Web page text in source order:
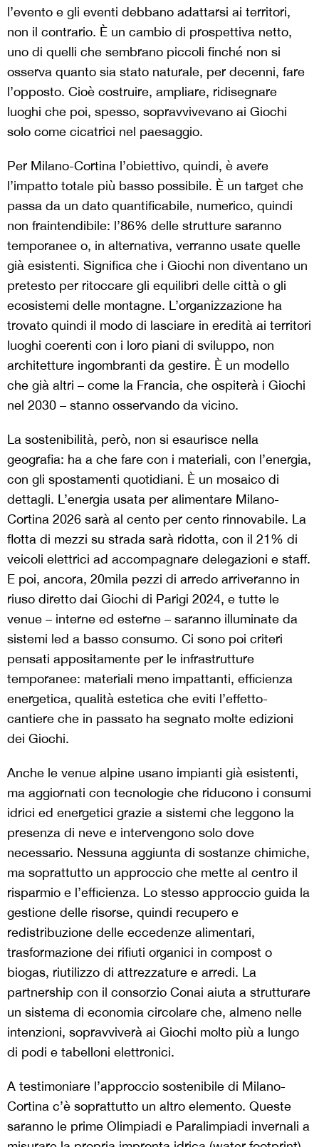
l’evento e gli eventi debbano adattarsi ai territori,
non il contrario. È un cambio di prospettiva netto,
uno di quelli che sembrano piccoli finché non si
osserva quanto sia stato naturale, per decenni, fare
l’opposto. Cioè costruire, ampliare, ridisegnare
luoghi che poi, spesso, sopravvivevano ai Giochi
solo come cicatrici nel paesaggio.
Per Milano-Cortina l’obiettivo, quindi, è avere
l’impatto totale più basso possibile. È un target che
passa da un dato quantificabile, numerico, quindi
non fraintendibile: l’86% delle strutture saranno
temporanee o, in alternativa, verranno usate quelle
già esistenti. Significa che i Giochi non diventano un
pretesto per ritoccare gli equilibri delle città o gli
ecosistemi delle montagne. L’organizzazione ha
trovato quindi il modo di lasciare in eredità ai territori
luoghi coerenti con i loro piani di sviluppo, non
architetture ingombranti da gestire. È un modello
che già altri – come la Francia, che ospiterà i Giochi
nel 2030 – stanno osservando da vicino.
La sostenibilità, però, non si esaurisce nella
geografia: ha a che fare con i materiali, con l’energia,
con gli spostamenti quotidiani. È un mosaico di
dettagli. L’energia usata per alimentare Milano-
Cortina 2026 sarà al cento per cento rinnovabile. La
flotta di mezzi su strada sarà ridotta, con il 21% di
veicoli elettrici ad accompagnare delegazioni e staff.
E poi, ancora, 20mila pezzi di arredo arriveranno in
riuso diretto dai Giochi di Parigi 2024, e tutte le
venue – interne ed esterne – saranno illuminate da
sistemi led a basso consumo. Ci sono poi criteri
pensati appositamente per le infrastrutture
temporanee: materiali meno impattanti, efficienza
energetica, qualità estetica che eviti l’effetto-
cantiere che in passato ha segnato molte edizioni
dei Giochi.
Anche le venue alpine usano impianti già esistenti,
ma aggiornati con tecnologie che riducono i consumi
idrici ed energetici grazie a sistemi che leggono la
presenza di neve e intervengono solo dove
necessario. Nessuna aggiunta di sostanze chimiche,
ma soprattutto un approccio che mette al centro il
risparmio e l’efficienza. Lo stesso approccio guida la
gestione delle risorse, quindi recupero e
redistribuzione delle eccedenze alimentari,
trasformazione dei rifiuti organici in compost o
biogas, riutilizzo di attrezzature e arredi. La
partnership con il consorzio Conai aiuta a strutturare
un sistema di economia circolare che, almeno nelle
intenzioni, sopravviverà ai Giochi molto più a lungo
di podi e tabelloni elettronici.
A testimoniare l’approccio sostenibile di Milano-
Cortina c’è soprattutto un altro elemento. Queste
saranno le prime Olimpiadi e Paralimpiadi invernali a